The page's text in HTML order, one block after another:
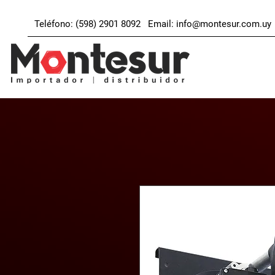
Teléfono: (598) 2901 8092 Email: info@montesur.com.uy